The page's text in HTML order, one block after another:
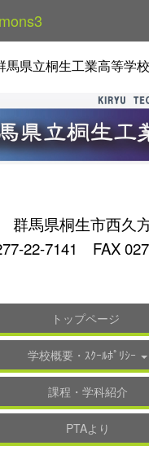
馬県立桐生工業高等学
群馬県桐生市西久
22-7141 FAX
トップページ
学校概要・ｽｸｰﾙﾎﾟﾘｼｰ
課程・学科紹介
PTAより